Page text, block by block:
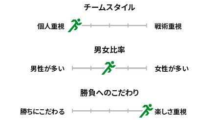
チームスタイル
個人重視 戦術重視
男女比率
男性が多い 女性が多い
勝負へのこだわり
勝ちにこだわる 楽しさ重視